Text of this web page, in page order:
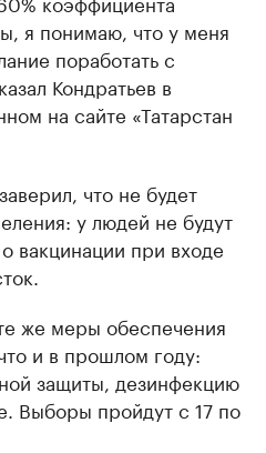
я понимаю, что у меня
поработать с
Кондратьев в
на сайте «Татарстан
что не будет
у людей не будут
вакцинации при входе
же меры обеспечения
и в прошлом году:
защиты, дезинфекцию
Выборы пройдут с 17 по